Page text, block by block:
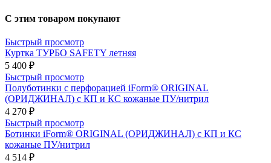
С этим товаром покупают
Быстрый просмотр
Куртка ТУРБО SAFETY летняя
5 400 ₽
Быстрый просмотр
Полуботинки с перфорацией iForm® ORIGINAL
(ОРИДЖИНАЛ) с КП и КС кожаные ПУ/нитрил
4 270 ₽
Быстрый просмотр
Ботинки iForm® ORIGINAL (ОРИДЖИНАЛ) с КП и КС
кожаные ПУ/нитрил
4 514 ₽